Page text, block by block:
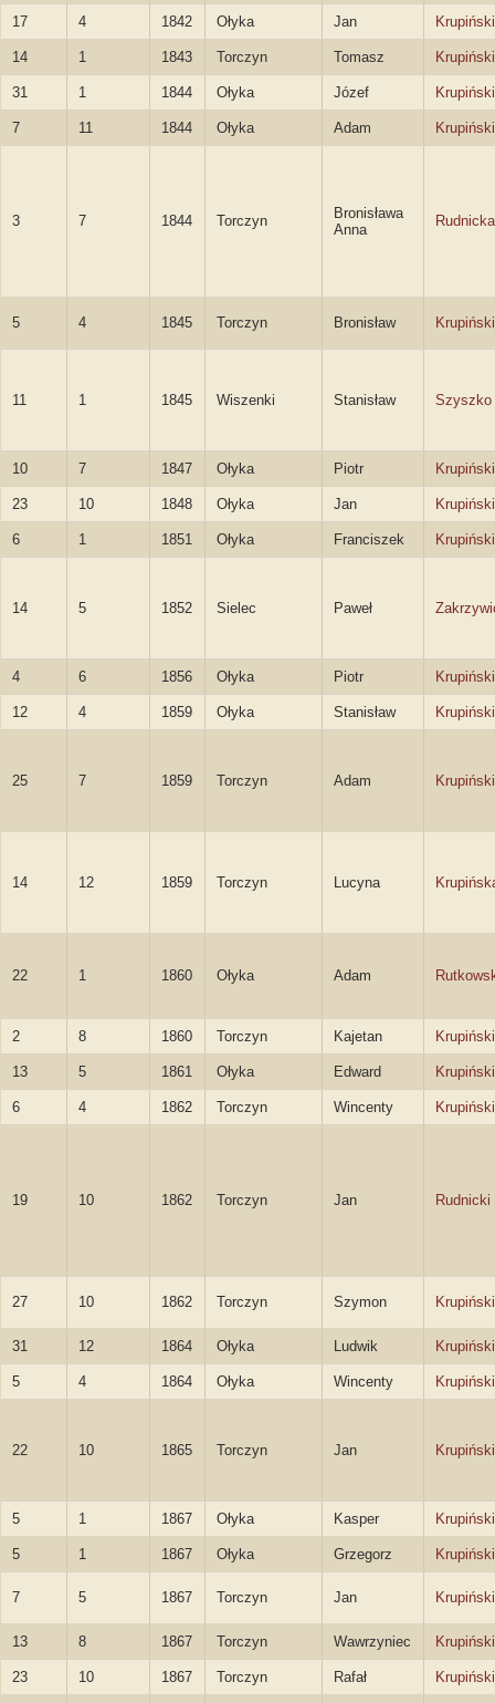
17 4 1842 Ołyka Jan Krupiński
14 1 1843 Torczyn Tomasz Krupiński
31 1 1844 Ołyka Józef Krupiński
7 11 1844 Ołyka Adam Krupiński
3 7 1844 Torczyn
Bronisława
Anna
Rudnicka
5 4 1845 Torczyn Bronisław Krupiński
11 1 1845 Wiszenki Stanisław Szyszko
10 7 1847 Ołyka Piotr Krupiński
23 10 1848 Ołyka Jan Krupiński
6 1 1851 Ołyka Franciszek Krupiński
14 5 1852 Sielec Paweł
4 6 1856 Ołyka Piotr Krupiński
12 4 1859 Ołyka Stanisław Krupiński
25 7 1859 Torczyn Adam Krupiński
14 12 1859 Torczyn Lucyna
22 1 1860 Ołyka Adam
2 8 1860 Torczyn Kajetan Krupiński
13 5 1861 Ołyka Edward Krupiński
6 4 1862 Torczyn Wincenty Krupiński
19 10 1862 Torczyn Jan Rudnicki
27 10 1862 Torczyn Szymon Krupiński
31 12 1864 Ołyka Ludwik Krupiński
5 4 1864 Ołyka Wincenty Krupiński
22 10 1865 Torczyn Jan Krupiński
5 1 1867 Ołyka Kasper Krupiński
5 1 1867 Ołyka Grzegorz Krupiński
7 5 1867 Torczyn Jan Krupiński
13 8 1867 Torczyn Wawrzyniec Krupiński
23 10 1867 Torczyn Rafał Krupiński